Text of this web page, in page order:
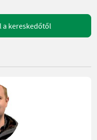
a kereskedőtől